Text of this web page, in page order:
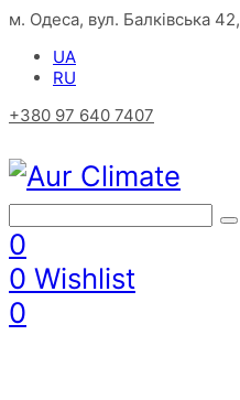
м. Одеса, вул. Балківська
UA
RU
+380 97 640 7407
0
0 Wishlist
0